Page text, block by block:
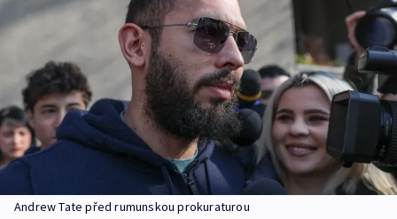
Andrew Tate před rumunskou prokuraturou